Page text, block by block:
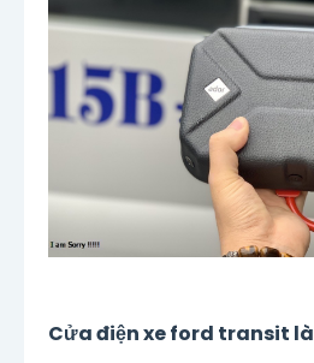
Cửa điện xe ford transit